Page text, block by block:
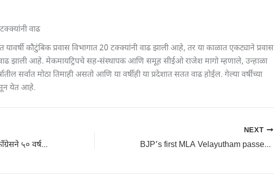
वाढ
यावर्षी कौटुंबिक प्रवास विभागात 20 टक्क्यांनी वाढ झाली आहे, तर या काळात एकट्याने प्रवास
झाली आहे. मेकमायट्रिपचे सह-संस्थापक आणि समूह सीईओ राजेश मागो म्हणाले, उन्हाळा
सर्वात मोठा तिमाही असतो आणि या वर्षीही या प्रदेशात सतत वाढ होईल. गेल्या वर्षीच्या
येत आहे.
Lok Sabha Elections: काँग्रेसने ५० वर्ष केवळ गरिबी हटावचे नारे दिले : नरेंद्र मोदींचे टीकास्त्र
NEXT
BJP’s first MLA Velayutham passed away: भाजपचे पहिले आमदार वेलयुथम यांचे निधन